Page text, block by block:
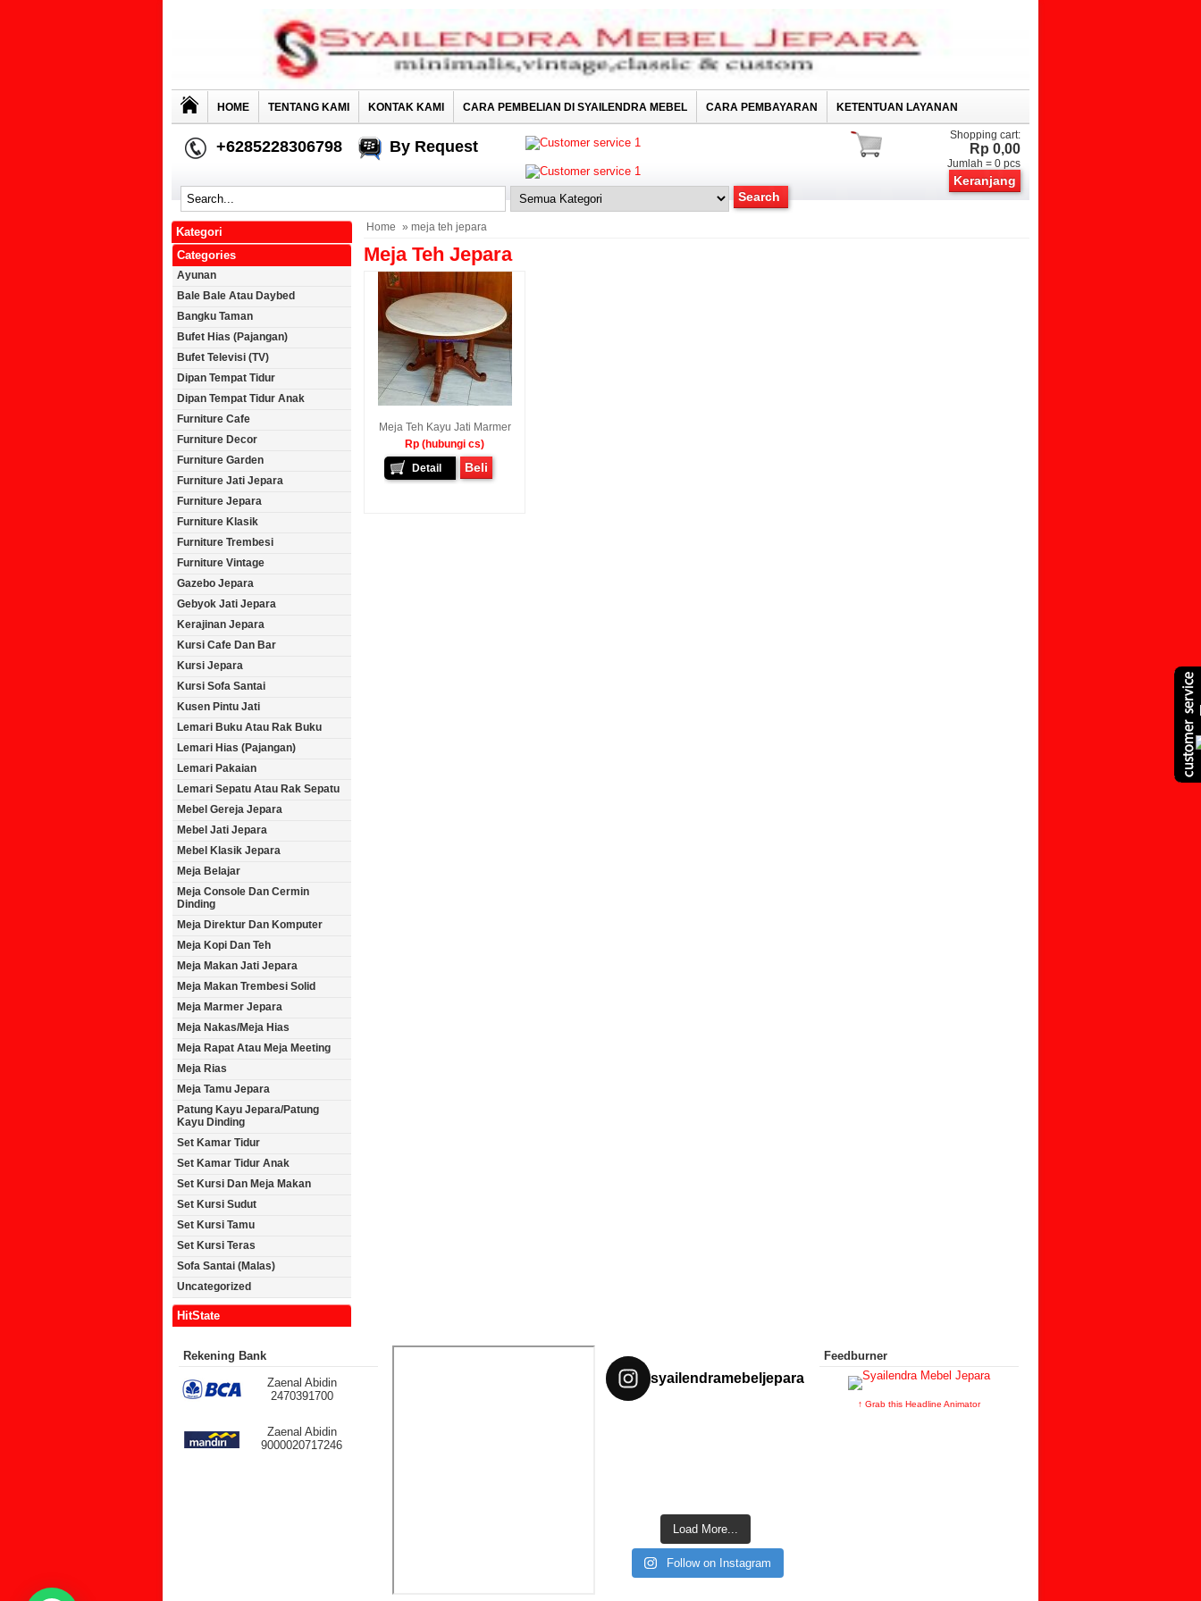
HOME TENTANG KAMI KONTAK KAMI CARA PEMBELIAN DI SYAILENDRA MEBEL CARA PEMBAYARAN KETENTUAN LAYANAN
Shopping cart:
Rp 0,00
Jumlah = 0 pcs
Keranjang
+6285228306798 By Request
Home » meja teh jepara
Meja Teh Jepara
Meja Teh Kayu Jati Marmer
Rp (hubungi cs)
Detail
Beli
Kategori
Categories
Ayunan
Bale Bale Atau Daybed
Bangku Taman
Bufet Hias (Pajangan)
Bufet Televisi (TV)
Dipan Tempat Tidur
Dipan Tempat Tidur Anak
Furniture Cafe
Furniture Decor
Furniture Garden
Furniture Jati Jepara
Furniture Jepara
Furniture Klasik
Furniture Trembesi
Furniture Vintage
Gazebo Jepara
Gebyok Jati Jepara
Kerajinan Jepara
Kursi Cafe Dan Bar
Kursi Jepara
Kursi Sofa Santai
Kusen Pintu Jati
Lemari Buku Atau Rak Buku
Lemari Hias (Pajangan)
Lemari Pakaian
Lemari Sepatu Atau Rak Sepatu
Mebel Gereja Jepara
Mebel Jati Jepara
Mebel Klasik Jepara
Meja Belajar
Meja Console Dan Cermin
Dinding
Meja Direktur Dan Komputer
Meja Kopi Dan Teh
Meja Makan Jati Jepara
Meja Makan Trembesi Solid
Meja Marmer Jepara
Meja Nakas/Meja Hias
Meja Rapat Atau Meja Meeting
Meja Rias
Meja Tamu Jepara
Patung Kayu Jepara/Patung
Kayu Dinding
Set Kamar Tidur
Set Kamar Tidur Anak
Set Kursi Dan Meja Makan
Set Kursi Sudut
Set Kursi Tamu
Set Kursi Teras
Sofa Santai (Malas)
Uncategorized
HitState
Rekening Bank
Zaenal Abidin
2470391700
Zaenal Abidin
9000020717246
syailendramebeljepara
Load More...
Follow on Instagram
Feedburner
↑ Grab this Headline Animator